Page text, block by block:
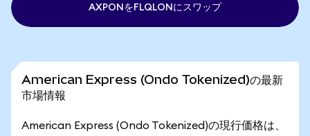
AXPONをFLQLONにスワップ
American Express (Ondo Tokenized)の最新
市場情報
American Express (Ondo Tokenized)の現行価格は、